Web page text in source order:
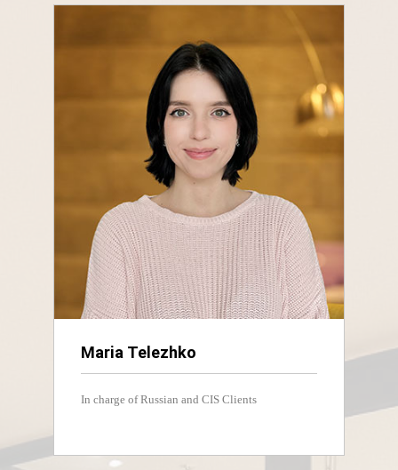
Maria Telezhko
In charge of Russian and CIS Clients